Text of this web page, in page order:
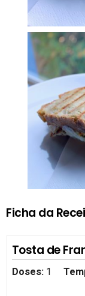
Ficha da
Tosta de
Doses: 1